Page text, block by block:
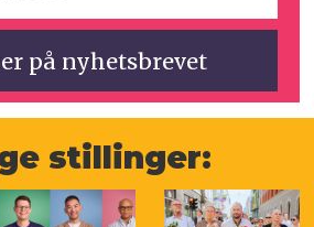
stillinger: